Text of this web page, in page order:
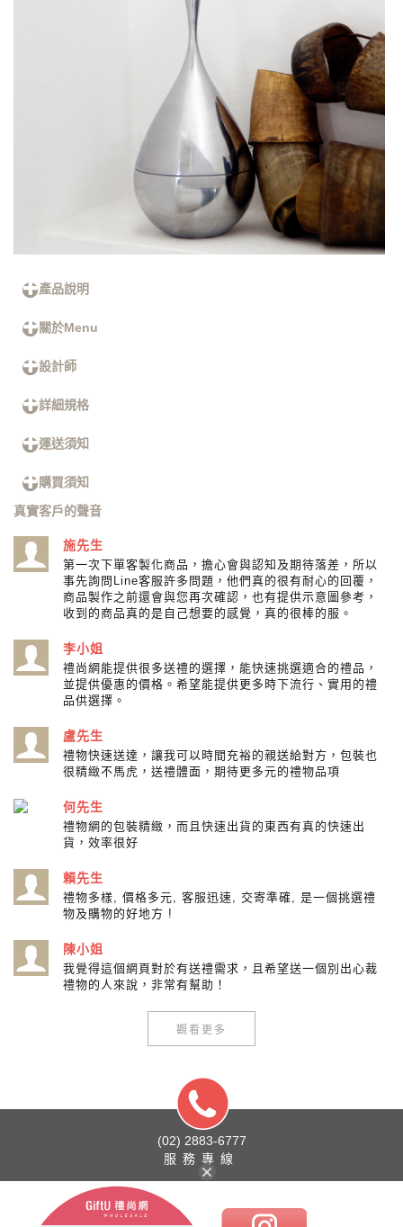
產品說明
關於Menu
設計師
詳細規格
運送須知
購買須知
真實客戶的聲音
施先生
第一次下單客製化商品，擔心會與認知及期待落差，所以
事先詢問Line客服許多問題，他們真的很有耐心的回覆，
商品製作之前還會與您再次確認，也有提供示意圖參考，
收到的商品真的是自己想要的感覺，真的很棒的服。
李小姐
禮尚網能提供很多送禮的選擇，能快速挑選適合的禮品，
並提供優惠的價格。希望能提供更多時下流行、實用的禮
品供選擇。
盧先生
禮物快速送達，讓我可以時間充裕的親送給對方，包裝也
很精緻不馬虎，送禮體面，期待更多元的禮物品項
何先生
禮物網的包裝精緻，而且快速出貨的東西有真的快速出
貨，效率很好
賴先生
禮物多樣, 價格多元, 客服迅速, 交寄準確, 是一個挑選禮
物及購物的好地方 !
陳小姐
我覺得這個網頁對於有送禮需求，且希望送一個別出心裁
禮物的人來說，非常有幫助！
觀看更多
(02) 2883-6777
服務專線